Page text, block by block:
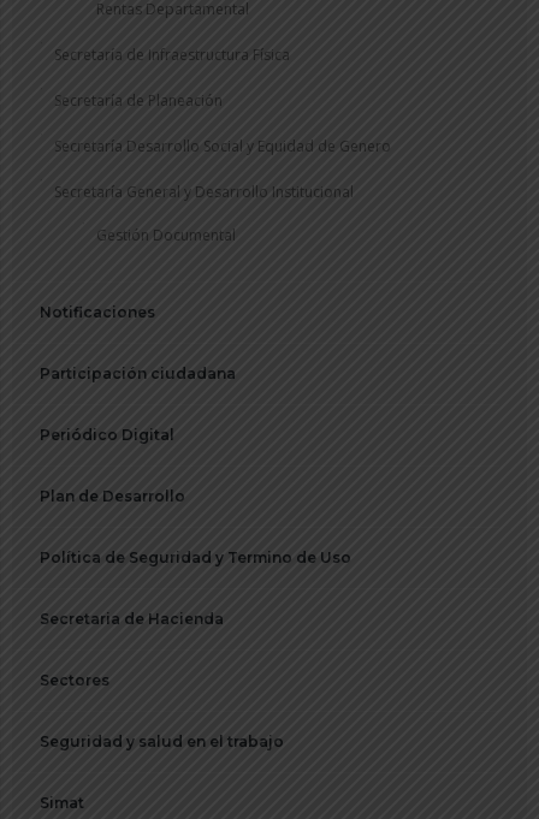
Rentas Departamental
Secretaría de Infraestructura Física
Secretaría de Planeación
Secretaría Desarrollo Social y Equidad de Genero
Secretaría General y Desarrollo Institucional
Gestión Documental
Notificaciones
Participación ciudadana
Periódico Digital
Plan de Desarrollo
Política de Seguridad y Termino de Uso
Secretaria de Hacienda
Sectores
Seguridad y salud en el trabajo
Simat